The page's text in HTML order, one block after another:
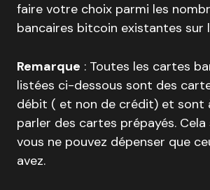
faire votre choix parmi les
bancaires bitcoin existantes sur
Remarque : Toutes les cartes
listées ci-dessous sont des
débit ( et non de crédit) et sont
parler des cartes prépayés.
vous ne pouvez dépenser que
avez.